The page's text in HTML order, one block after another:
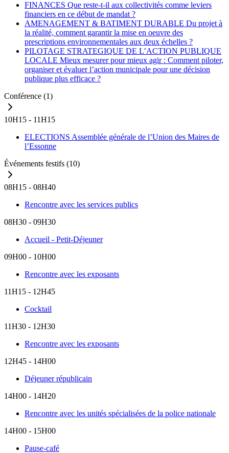
FINANCES Que reste-t-il aux collectivités comme leviers
financiers en ce début de mandat ?
AMENAGEMENT & BATIMENT DURABLE Du projet à
la réalité, comment garantir la mise en oeuvre des
prescriptions environnementales aux deux échelles ?
PILOTAGE STRATEGIQUE DE L’ACTION PUBLIQUE
LOCALE Mieux mesurer pour mieux agir : Comment piloter,
organiser et évaluer l’action municipale pour une décision
publique plus efficace ?
Conférence (1)
10H15 - 11H15
ELECTIONS Assemblée générale de l’Union des Maires de
l’Essonne
Événements festifs (10)
08H15 - 08H40
Rencontre avec les services publics
08H30 - 09H30
Accueil - Petit-Déjeuner
09H00 - 10H00
Rencontre avec les exposants
11H15 - 12H45
Cocktail
11H30 - 12H30
Rencontre avec les exposants
12H45 - 14H00
Déjeuner républicain
14H00 - 14H20
Rencontre avec les unités spécialisées de la police nationale
14H00 - 15H00
Pause-café